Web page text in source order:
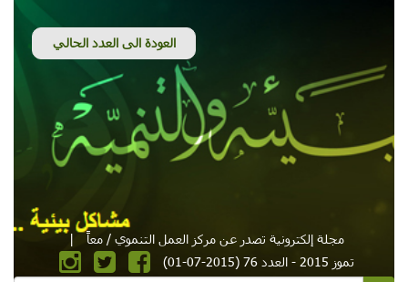
مجلة إلكترونية تصدر عن مركز العمل التنموي / معاً
|
تموز 2015 - العدد 76 (2015-07-01)